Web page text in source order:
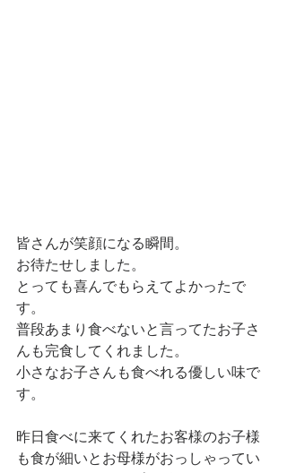
皆さんが笑顔になる瞬間。
お待たせしました。
とっても喜んでもらえてよかったで
す。
普段あまり食べないと言ってたお子さ
んも完食してくれました。
小さなお子さんも食べれる優しい味で
す。
昨日食べに来てくれたお客様のお子様
も食が細いとお母様がおっしゃってい